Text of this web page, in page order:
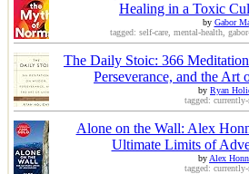
Healing in a Toxic
by Gabor
tagged: self-care, mental-health,
The Daily Stoic: 366
Perseverance, and the Art
by Ryan
tagged:
Alone on the Wall: Alex
Ultimate Limits of
by Alex
tagged: